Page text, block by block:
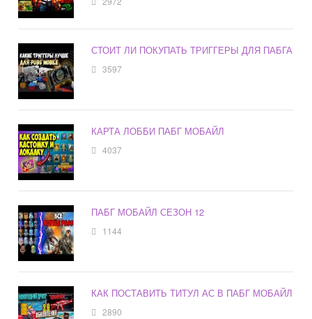
СТОИТ ЛИ ПОКУПАТЬ ТРИГГЕРЫ ДЛЯ ПАБГА
3597
КАРТА ЛОББИ ПАБГ МОБАЙЛ
4037
ПАБГ МОБАЙЛ СЕЗОН 12
1144
КАК ПОСТАВИТЬ ТИТУЛ АС В ПАБГ МОБАЙЛ
2890